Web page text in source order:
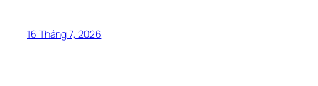
16 Tháng 7, 2026